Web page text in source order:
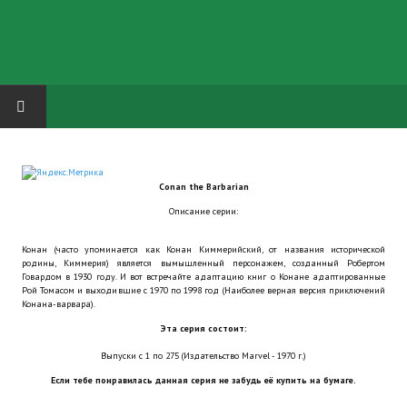
Русская биржа
Теневой кардинал для Обливиона
Aliens vs Predator 2 (Русские субтитры)
Dungeon Siege 2 Legendary Mod (Русские субтитры)
Conan the Barbarian
Описание серии:
Конан (часто упоминается как Конан Киммерийский, от названия исторической
родины, Киммерия) является вымышленный персонажем, созданный Робертом
Говардом в 1930 году. И вот встречайте адаптацию книг о Конане адаптированные
Рой Томасом и выходившие с 1970 по 1998 год (Наиболее верная версия приключений
Конана-варвара).
Эта серия состоит:
Выпуски с 1 по 275 (Издательство Marvel - 1970 г.)
Если тебе понравилась данная серия не забудь её купить на бумаге.